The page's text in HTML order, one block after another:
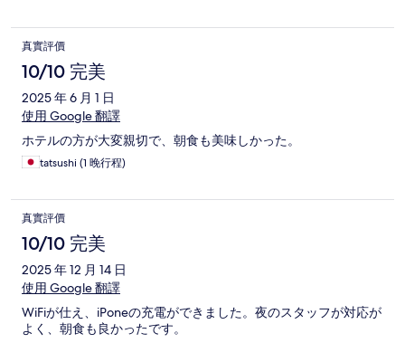
真實評價
10/10 完美
2025 年 6 月 1 日
使用 Google 翻譯
ホテルの方が大変親切で、朝食も美味しかった。
tatsushi (1 晚行程)
真實評價
10/10 完美
2025 年 12 月 14 日
使用 Google 翻譯
WiFiが仕え、iPoneの充電ができました。夜のスタッフが対応が
よく、朝食も良かったです。